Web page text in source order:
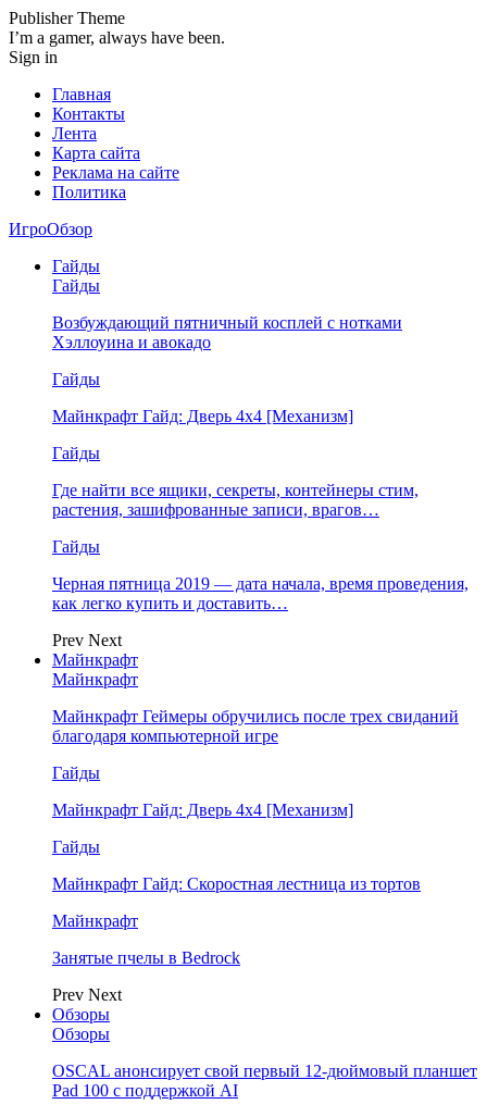
Publisher Theme
I’m a gamer, always have been.
Sign in
Главная
Контакты
Лента
Карта сайта
Реклама на сайте
Политика
ИгроОбзор
Гайды
Гайды
Возбуждающий пятничный косплей с нотками
Хэллоуина и авокадо
Гайды
Майнкрафт Гайд: Дверь 4х4 [Механизм]
Гайды
Где найти все ящики, секреты, контейнеры стим,
растения, зашифрованные записи, врагов…
Гайды
Черная пятница 2019 — дата начала, время проведения,
как легко купить и доставить…
Prev Next
Майнкрафт
Майнкрафт
Майнкрафт Геймеры обручились после трех свиданий
благодаря компьютерной игре
Гайды
Майнкрафт Гайд: Дверь 4х4 [Механизм]
Гайды
Майнкрафт Гайд: Скоростная лестница из тортов
Майнкрафт
Занятые пчелы в Bedrock
Prev Next
Обзоры
Обзоры
OSCAL анонсирует свой первый 12-дюймовый планшет
Pad 100 с поддержкой AI